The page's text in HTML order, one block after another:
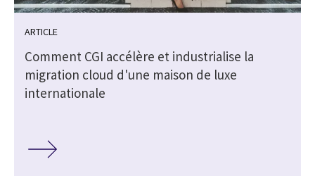
ARTICLE
Comment CGI accélère et industrialise la
migration cloud d'une maison de luxe
internationale